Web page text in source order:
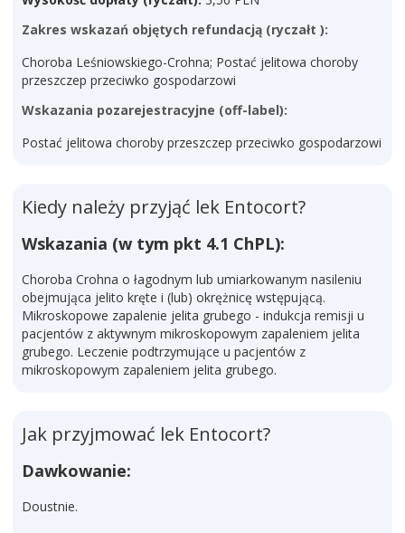
Zakres wskazań objętych refundacją (ryczałt ):
Choroba Leśniowskiego-Crohna; Postać jelitowa choroby
przeszczep przeciwko gospodarzowi
Wskazania pozarejestracyjne (off-label):
Postać jelitowa choroby przeszczep przeciwko gospodarzowi
Kiedy należy przyjąć lek Entocort?
Wskazania (w tym pkt 4.1 ChPL):
Choroba Crohna o łagodnym lub umiarkowanym nasileniu
obejmująca jelito kręte i (lub) okrężnicę wstępującą.
Mikroskopowe zapalenie jelita grubego - indukcja remisji u
pacjentów z aktywnym mikroskopowym zapaleniem jelita
grubego. Leczenie podtrzymujące u pacjentów z
mikroskopowym zapaleniem jelita grubego.
Jak przyjmować lek Entocort?
Dawkowanie:
Doustnie.